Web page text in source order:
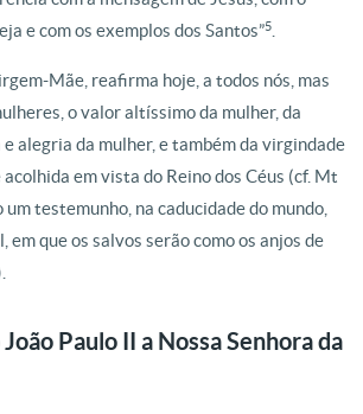
e com os exemplos dos Santos”5.
Mãe, reafirma hoje, a todos nós, mas
o valor altíssimo da mulher, da
alegria da mulher, e também da virgindade
em vista do Reino dos Céus (cf. Mt
um testemunho, na caducidade do mundo,
em que os salvos serão como os anjos de
Paulo II a Nossa Senhora da